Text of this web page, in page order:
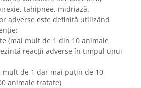
tahipnee, midriază.
adverse este definită utilizând
(mai mult de 1 din 10 animale
reacții adverse în timpul unui
mult de 1 dar mai puțin de 10
animale tratate)